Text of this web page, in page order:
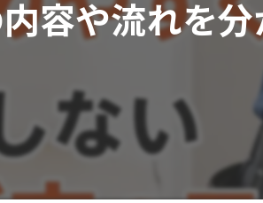
容や流れを